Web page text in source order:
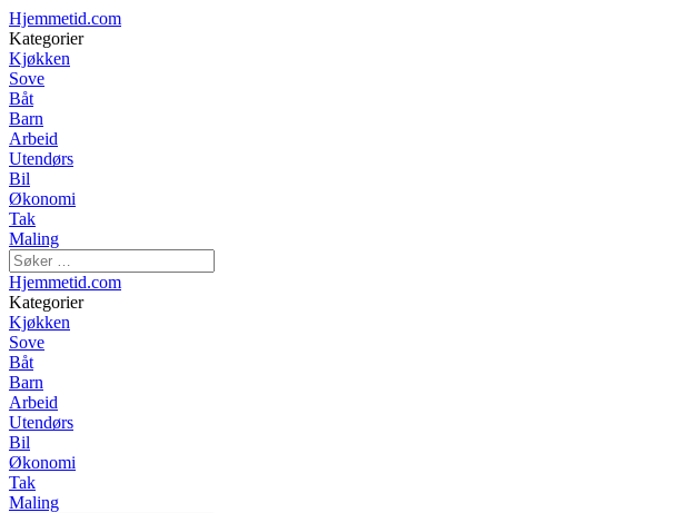
Hjemmetid.com
Kategorier
Kjøkken
Sove
Båt
Barn
Arbeid
Utendørs
Bil
Økonomi
Tak
Maling
Hjemmetid.com
Kategorier
Kjøkken
Sove
Båt
Barn
Arbeid
Utendørs
Bil
Økonomi
Tak
Maling